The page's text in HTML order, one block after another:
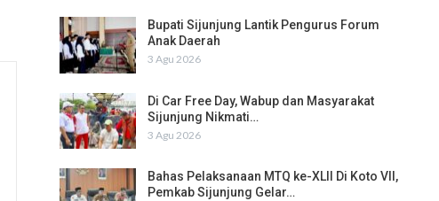
Bupati Sijunjung Lantik Pengurus Forum
Anak Daerah
3 Agu 2026
Di Car Free Day, Wabup dan Masyarakat
Sijunjung Nikmati…
3 Agu 2026
Bahas Pelaksanaan MTQ ke-XLII Di Koto VII,
Pemkab Sijunjung Gelar…